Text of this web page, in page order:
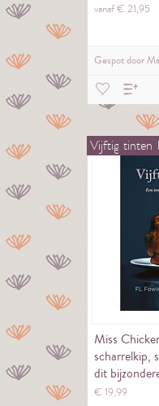
vanaf €21,95
Gespot door
Vijftig tinten
Miss
scharrelkip,
dit
€ 19,99